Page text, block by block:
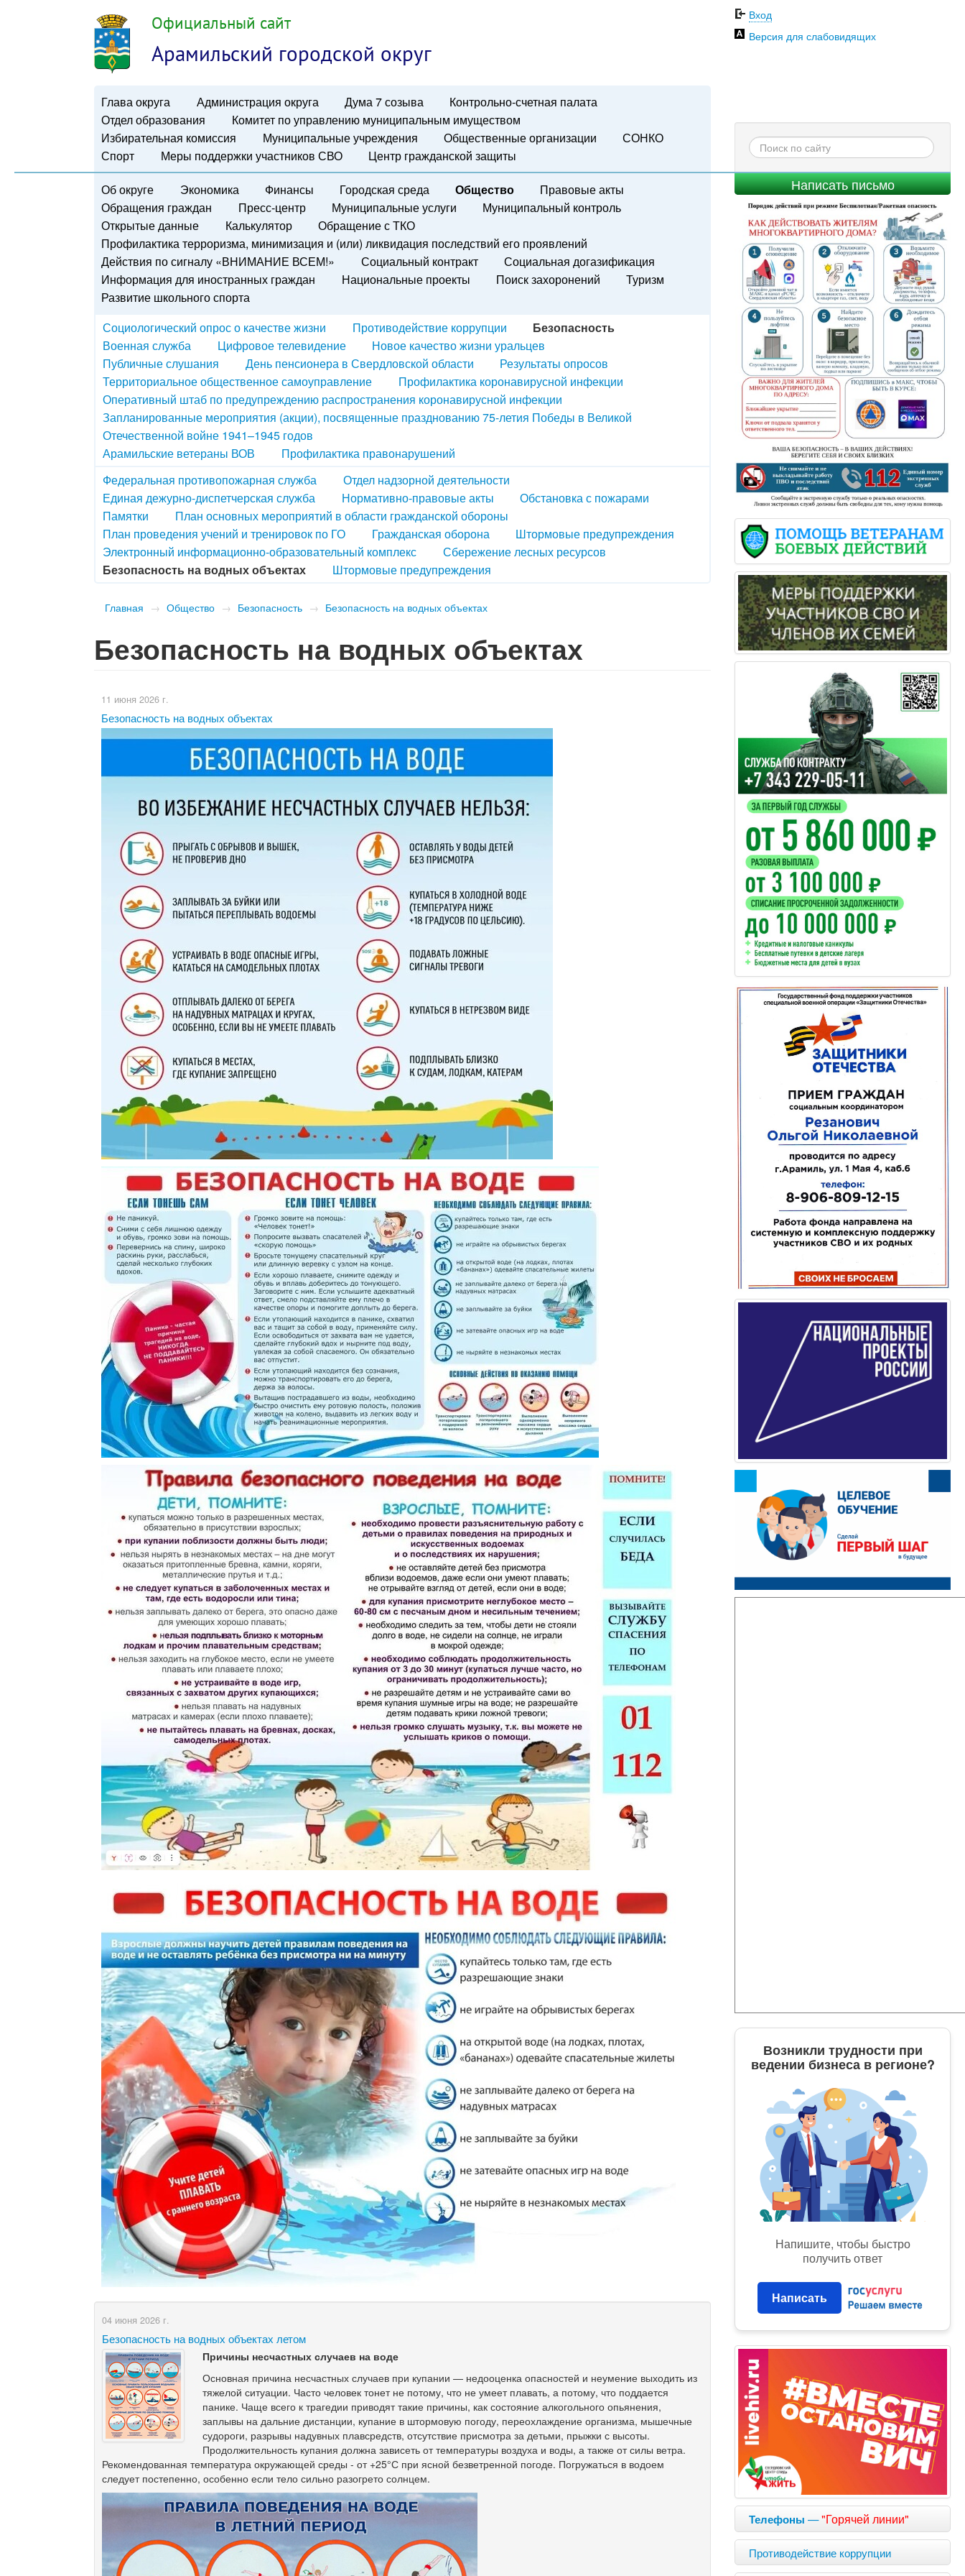
Официальный сайт
Арамильский городской округ
Глава округа Администрация округа Дума 7 созыва
Контрольно-счетная палата
Отдел образования
Комитет по управлению муниципальным имуществом
Избирательная комиссия
Муниципальные учреждения Общественные организации
СОНКО
Спорт
Меры поддержки участников СВО Центр гражданской защиты
Вход
Версия для слабовидящих
Написать письмо
Об округе Экономика Финансы Городская среда Общество
Правовые акты
Обращения граждан
Пресс-центр Муниципальные услуги
Муниципальный контроль
Открытые данные
Калькулятор
Обращение с ТКО
Профилактика терроризма, минимизация и (или) ликвидация последствий его проявлений
Действия по сигналу «ВНИМАНИЕ ВСЕМ!»
Социальный контракт
Социальная догазификация
Информация для иностранных граждан
Национальные проекты Поиск захоронений
Туризм
Развитие школьного спорта
Социологический опрос о качестве жизни
Противодействие коррупции
Безопасность
Военная служба
Цифровое телевидение
Новое качество жизни уральцев
Публичные слушания
День пенсионера в Свердловской области
Результаты опросов
Территориальное общественное самоуправление
Профилактика коронавирусной инфекции
Оперативный штаб по предупреждению распространения коронавирусной инфекции
Запланированные мероприятия (акции), посвященные празднованию 75-летия Победы в Великой
Отечественной войне 1941–1945 годов
Арамильские ветераны ВОВ
Профилактика правонарушений
Федеральная противопожарная служба
Отдел надзорной деятельности
Единая дежурно-диспетчерская служба
Нормативно-правовые акты
Обстановка с пожарами
Памятки
План основных мероприятий в области гражданской обороны
План проведения учений и тренировок по ГО
Гражданская оборона
Штормовые предупреждения
Электронный информационно-образовательный комплекс
Сбережение лесных ресурсов
Безопасность на водных объектах
Штормовые предупреждения
Главная → Общество → Безопасность → Безопасность на водных объектах
Безопасность на водных объектах
11 июня 2026 г.
Безопасность на водных объектах
04 июня 2026 г.
Безопасность на водных объектах летом
Причины несчастных случаев на воде
Основная причина несчастных случаев при купании — недооценка опасностей и неумение выходить из
тяжелой ситуации. Часто человек тонет не потому, что не умеет плавать, а потому, что поддается
панике. Чаще всего к трагедии приводят такие причины, как состояние алкогольного опьянения,
заплывы на дальние дистанции, купание в штормовую погоду, переохлаждение организма, мышечные
судороги, разрывы надувных плавсредств, отсутствие присмотра за детьми, прыжки с высоты.
Продолжительность купания должна зависеть от температуры воздуха и воды, а также от силы ветра.
Рекомендованная температура окружающей среды - от +25°С при ясной безветренной погоде. Погружаться в водоем
следует постепенно, особенно если тело сильно разогрето солнцем.
Возникли трудности при
ведении бизнеса в регионе?
Напишите, чтобы быстро
получить ответ
Написать
Телефоны —"Горячей линии"
Противодействие коррупции